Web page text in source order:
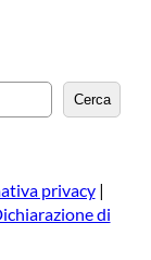
Cerca
privacy|
di